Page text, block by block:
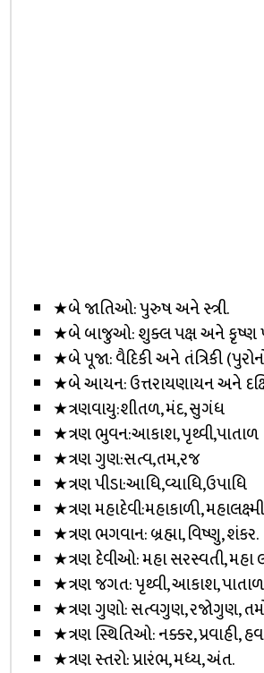
★બે જાતિઓ: પુરુષ અને સ્ત્રી.
★બે બાજુઓ: શુક્લ પક્ષ અને કૃષ્ણ
★બે પૂજા: વૈદિકી અને તંત્રિકી
★બે આયન: ઉત્તરાયણાયન અને
★ત્રણવાયુ:શીતળ, મંદ, સુગંધ
★ત્રણ ભુવન:આકાશ, પૃથ્વી,પાતાળ
★ત્રણ ગુણ:સત્વ,તમ,રજ
★ત્રણ પીડા:આધિ,વ્યાધિ,ઉપાધિ
★ત્રણ મહાદેવી:મહાકાળી,
★ત્રણ ભગવાન: બ્રહ્મા, વિષ્ણુ, શંકર.
★ત્રણ દેવીઓ: મહા સરસ્વતી, મહા
★ત્રણ જગત: પૃથ્વી, આકાશ, પાતાળ
★ત્રણ ગુણો: સત્વગુણ, રજોગુણ,
★ત્રણ સ્થિતિઓ: નક્કર, પ્રવાહી,
★ત્રણ સ્તરો: પ્રારંભ, મધ્ય, અંત.